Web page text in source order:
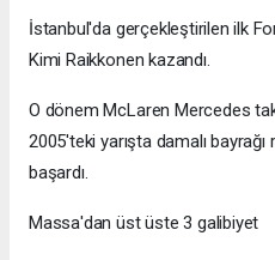
İstanbul'da gerçekleştirilen ilk
Kimi Raikkonen kazandı.
O dönem McLaren Mercedes
2005'teki yarışta damalı
başardı.
Massa'dan üst üste 3 galibiyet